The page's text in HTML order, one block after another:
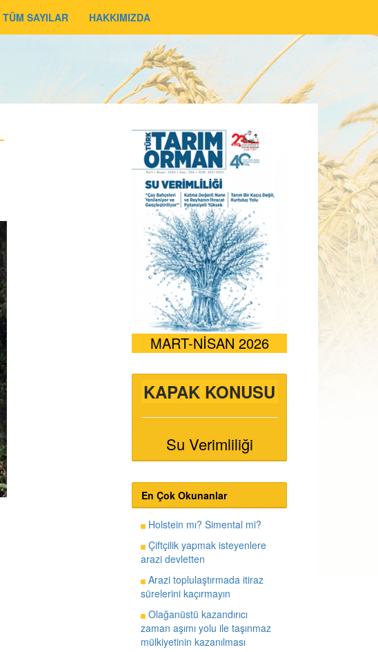
TÜM SAYILAR HAKKIMIZDA
MART-NİSAN 2026
KAPAK KONUSU
Su Verimliliği
En Çok Okunanlar
Holstein mı? Simental mi?
Çiftçilik yapmak isteyenlere
arazi devletten
Arazi toplulaştırmada itiraz
sürelerini kaçırmayın
Olağanüstü kazandırıcı
zaman aşımı yolu ile taşınmaz
mülkiyetinin kazanılması